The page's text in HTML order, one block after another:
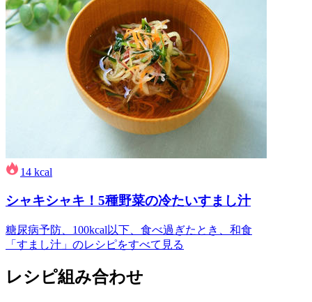
14 kcal
シャキシャキ！5種野菜の冷たいすまし汁
糖尿病予防、100kcal以下、食べ過ぎたとき、和食
「すまし汁」のレシピをすべて見る
レシピ組み合わせ